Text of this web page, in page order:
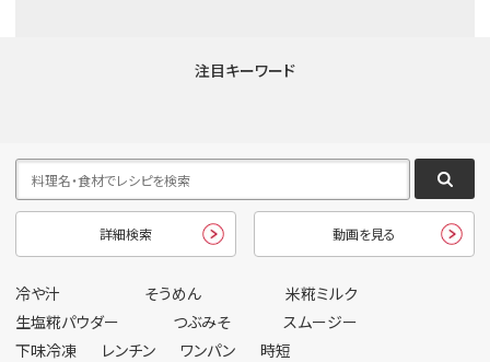
注目キーワード
詳細検索 動画を見る
冷や汁 そうめん
米糀ミルク
生塩糀パウダー
つぶみそ
スムージー
下味冷凍
レンチン ワンパン 時短